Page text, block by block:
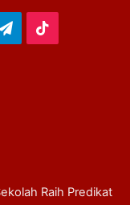
Telegram
Raih Predikat